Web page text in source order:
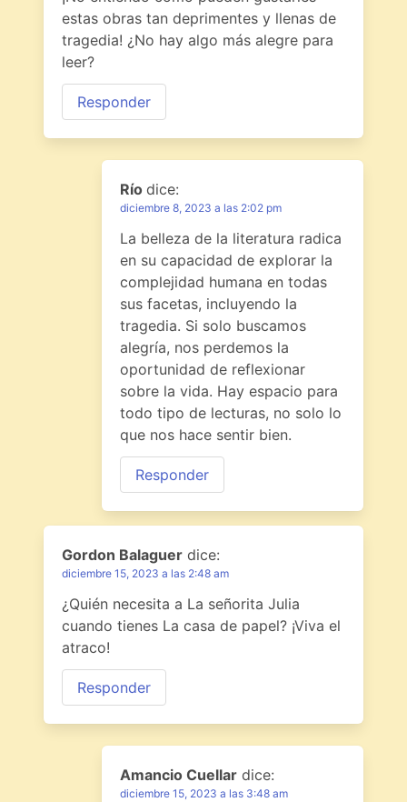
estas obras tan deprimentes y llenas de
tragedia! ¿No hay algo más alegre para
leer?
Responder
Río dice:
diciembre 8, 2023 a las 2:02 pm
La belleza de la literatura radica
en su capacidad de explorar la
complejidad humana en todas
sus facetas, incluyendo la
tragedia. Si solo buscamos
alegría, nos perdemos la
oportunidad de reflexionar
sobre la vida. Hay espacio para
todo tipo de lecturas, no solo lo
que nos hace sentir bien.
Responder
Gordon Balaguer dice:
diciembre 15, 2023 a las 2:48 am
¿Quién necesita a La señorita Julia
cuando tienes La casa de papel? ¡Viva el
atraco!
Responder
Amancio Cuellar dice:
diciembre 15, 2023 a las 3:48 am